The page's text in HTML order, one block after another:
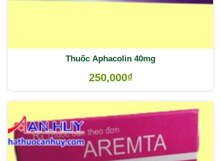
Thuốc Aphacolin 40mg
250,000₫